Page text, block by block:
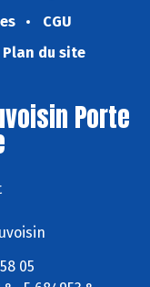
CGU
Plan du site
Porte
05